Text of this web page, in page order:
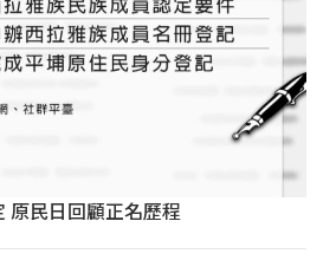
原民日回顧正名歷程